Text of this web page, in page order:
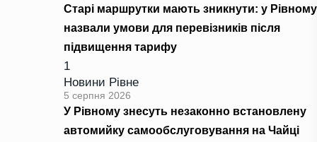
Старі маршрутки мають зникнути: у Рівному
назвали умови для перевізників після
підвищення тарифу
1
Новини Рівне
5 серпня 2026
У Рівному знесуть незаконно встановлену
автомийку самообслуговування на Чайці